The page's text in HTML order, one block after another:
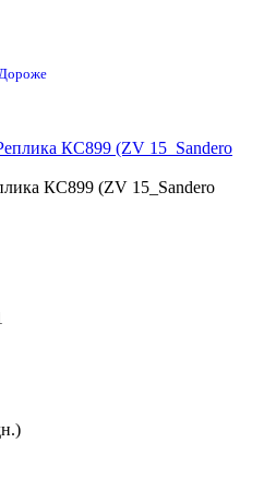
Дороже
КС899 (ZV 15_Sandero